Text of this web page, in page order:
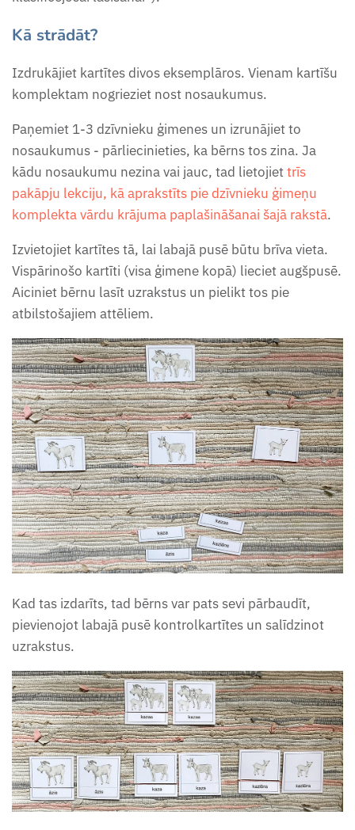
Kā strādāt?
Izdrukājiet kartītes divos eksemplāros. Vienam kartīšu
komplektam nogrieziet nost nosaukumus.
Paņemiet 1-3 dzīvnieku ģimenes un izrunājiet to
nosaukumus - pārliecinieties, ka bērns tos zina. Ja
kādu nosaukumu nezina vai jauc, tad lietojiettrīs
pakāpju lekciju, kā aprakstīts pie dzīvnieku ģimeņu
komplekta vārdu krājuma paplašināšanai šajā rakstā.
Izvietojiet kartītes tā, lai labajā pusē būtu brīva vieta.
Vispārinošo kartīti (visa ģimene kopā) lieciet augšpusē.
Aiciniet bērnu lasīt uzrakstus un pielikt tos pie
atbilstošajiem attēliem.
Kad tas izdarīts, tad bērns var pats sevi pārbaudīt,
pievienojot labajā pusē kontrolkartītes un salīdzinot
uzrakstus.
burtnīca (6-7 gadi)
Ziemassvētku burtnīca 2024
(6-7 g.v.)